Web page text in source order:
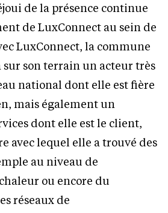
de la présence continue
de LuxConnect au sein de
LuxConnect, la commune
sur son terrain un acteur très
national dont elle est fière
mais également un
dont elle est le client,
avec lequel elle a trouvé des
au niveau de
ou encore du
réseaux de